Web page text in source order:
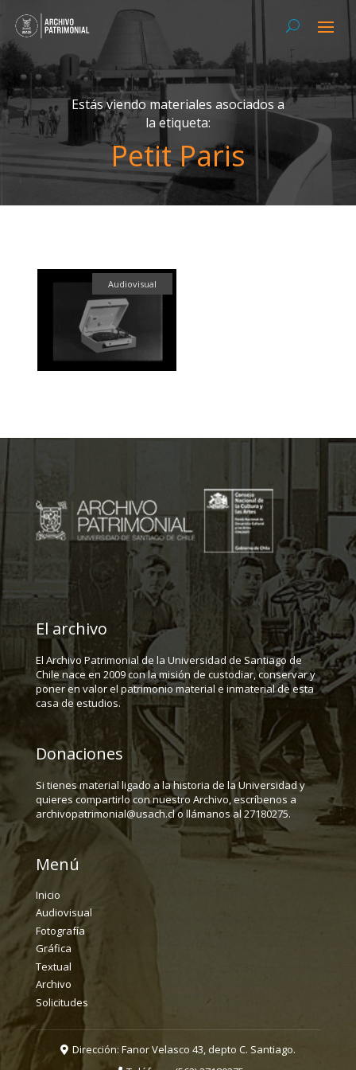
Estás viendo materiales asociados a
la etiqueta:
Petit Paris
Audiovisual
El archivo
El Archivo Patrimonial de la Universidad de Santiago de
Chile nace en 2009 con la misión de custodiar, conservar y
poner en valor el patrimonio material e inmaterial de esta
casa de estudios.
Donaciones
Si tienes material ligado a la historia de la Universidad y
quieres compartirlo con nuestro Archivo, escríbenos a
archivopatrimonial@usach.cl o llámanos al 27180275.
Menú
Inicio
Audiovisual
Fotografía
Gráfica
Textual
Archivo
Solicitudes
Dirección: Fanor Velasco 43, depto C. Santiago.